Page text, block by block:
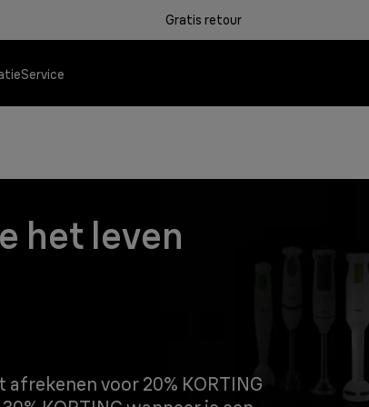
Gratis retour
Service
het leven
voor 20% KORTING